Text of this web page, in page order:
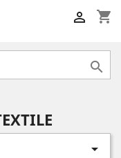
shopping_cart


